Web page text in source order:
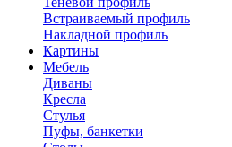
Встраиваемый профиль
Накладной профиль
Картины
Мебель
Диваны
Кресла
Стулья
Пуфы, банкетки